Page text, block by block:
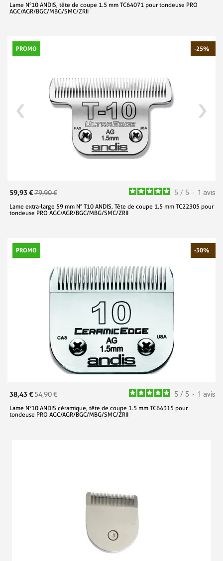
Lame N°10 ANDIS, tête de coupe 1.5 mm TC64071 pour tondeuse PRO
AGC/AGR/BGC/MBG/SMC/ZRII
PROMO -25%
5 / 5 - 1 avis
59,93 €79,90 €
Lame extra-large 59 mm N° T10 ANDIS, Tête de coupe 1.5 mm TC22305 pour
tondeuse PRO AGC/AGR/BGC/MBG/SMC/ZRII
PROMO -30%
5 / 5 - 1 avis
38,43 €54,90 €
Lame N°10 ANDIS céramique, tête de coupe 1.5 mm TC64315 pour
tondeuse PRO AGC/AGR/BGC/MBG/SMC/ZRII